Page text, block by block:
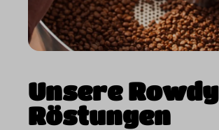
Unsere Rowdy
Röstungen